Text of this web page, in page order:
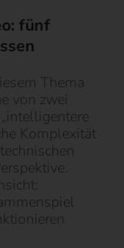
fünf
Thema
von zwei
Komplexität